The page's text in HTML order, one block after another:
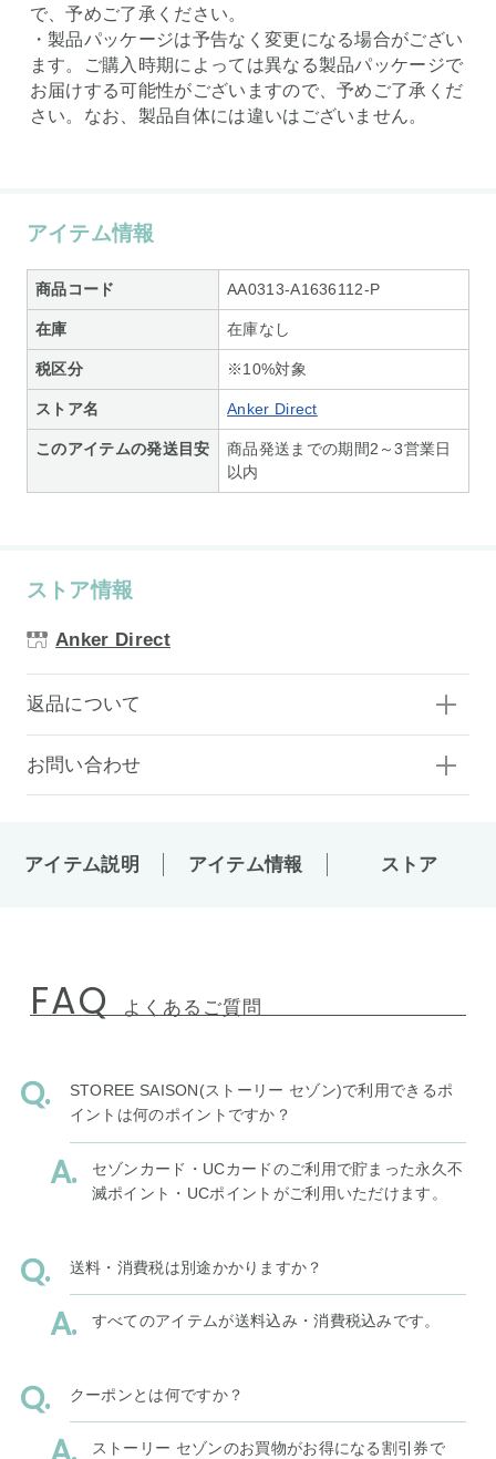
で、予めご了承ください。
・製品パッケージは予告なく変更になる場合がござい
ます。ご購入時期によっては異なる製品パッケージで
お届けする可能性がございますので、予めご了承くだ
さい。なお、製品自体には違いはございません。
アイテム情報
商品コード AA0313-A1636112-P
在庫 在庫なし
税区分 ※10%対象
ストア名 Anker Direct
このアイテムの発送目安
商品発送までの期間2～3営業日
以内
ストア情報
Anker Direct
返品について
お問い合わせ
アイテム説明 アイテム情報 ストア
FAQ よくあるご質問
STOREE SAISON(ストーリー セゾン)で利用できるポ
イントは何のポイントですか？
セゾンカード・UCカードのご利用で貯まった永久不
滅ポイント・UCポイントがご利用いただけます。
送料・消費税は別途かかりますか？
すべてのアイテムが送料込み・消費税込みです。
クーポンとは何ですか？
ストーリー セゾンのお買物がお得になる割引券で